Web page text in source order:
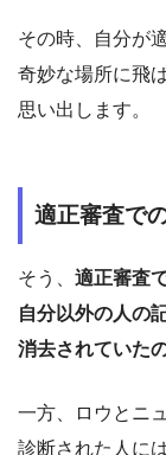
その時、自分が
奇妙な場所に飛
思い出します。
適正審査で
そう、 適正審査
自分以外の人の
消去されていた
一方、ロウとニ
診断された人には